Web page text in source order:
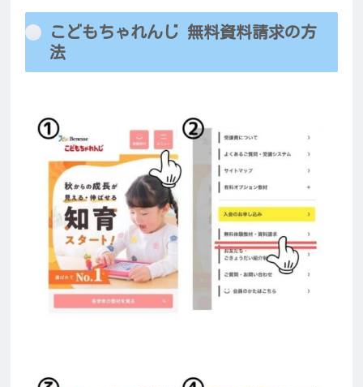
こどもちゃれんじ 無料資料請求の方
法